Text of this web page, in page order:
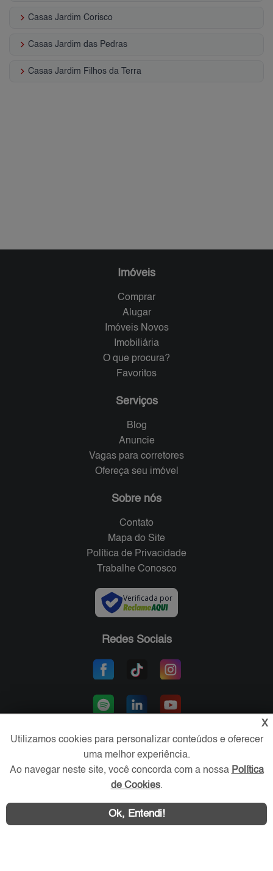
keyboard_arrow_right Casas Jardim Corisco
keyboard_arrow_right Casas Jardim das Pedras
keyboard_arrow_right Casas Jardim Filhos da Terra
Imóveis
Comprar
Alugar
Imóveis Novos
Imobiliária
O que procura?
Favoritos
Serviços
Blog
Anuncie
Vagas para corretores
Ofereça seu imóvel
Sobre nós
Contato
Mapa do Site
Política de Privacidade
Trabalhe Conosco
Verificada por
Redes Sociais
Área exclusiva aos anunciantes,
acesse sua conta:
X
Utilizamos cookies para personalizar conteúdos e oferecer
uma melhor experiência.
Ao navegar neste site, você concorda com a nossa Política
de Cookies.
Ok, Entendi!